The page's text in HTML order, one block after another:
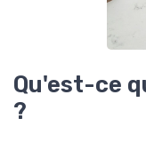
Qu'est-ce
?